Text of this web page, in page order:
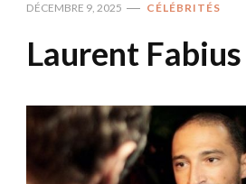
DÉCEMBRE 9, 2025 CÉLÉBRITÉS
Laurent